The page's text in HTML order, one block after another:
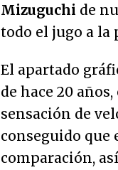
Mizuguchi de
todo el jugo a la
El apartado
de hace 20
sensación de
conseguido
comparación,